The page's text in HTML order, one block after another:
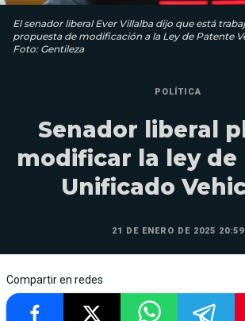
El senador liberal Ever Villalba dijo que está
propuesta de modificación a la Ley de Patente
Foto: Gentileza
POLÍTICA
Senador liberal
modificar la ley de
Unificado
21 DE ENERO DE 2025 20:59
Compartir en redes